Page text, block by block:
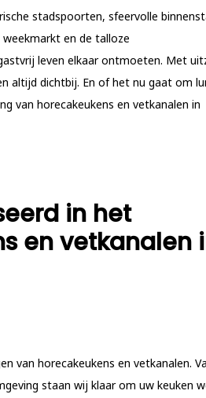
stadspoorten, sfeervolle
weekmarkt en de talloze
leven elkaar ontmoeten. Met
altijd dichtbij. En of het nu gaat om
van horecakeukens en vetkanalen in
in het
en vetkanalen
van horecakeukens en vetkanalen.
staan wij klaar om uw keuken